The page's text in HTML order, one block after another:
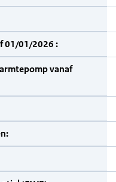
01/01/2026 :
vanaf